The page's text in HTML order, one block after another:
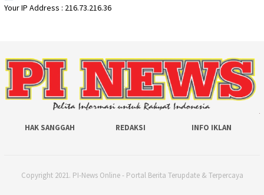
Your IP Address : 216.73.216.36
HAK SANGGAH REDAKSI INFO IKLAN
Copyright 2021. PI-News Online - Portal Berita Terupdate & Terpercaya